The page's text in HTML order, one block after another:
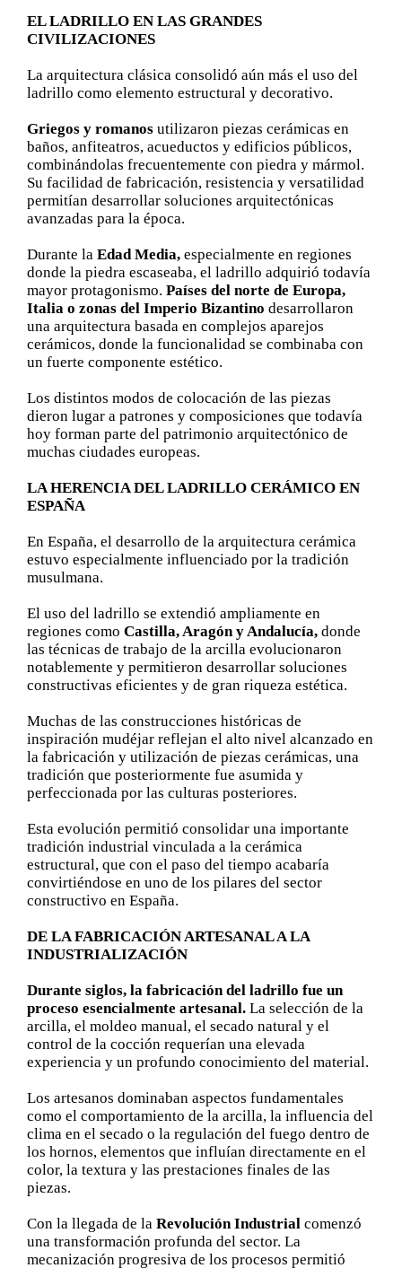
EL LADRILLO EN LAS GRANDES
CIVILIZACIONES
La arquitectura clásica consolidó aún más el uso del
ladrillo como elemento estructural y decorativo.
Griegos y romanosutilizaron piezas cerámicas en
baños, anfiteatros, acueductos y edificios públicos,
combinándolas frecuentemente con piedra y mármol.
Su facilidad de fabricación, resistencia y versatilidad
permitían desarrollar soluciones arquitectónicas
avanzadas para la época.
Durante la Edad Media, especialmente en regiones
donde la piedra escaseaba, el ladrillo adquirió todavía
mayor protagonismo. Países del norte de Europa,
Italia o zonas del Imperio Bizantino desarrollaron
una arquitectura basada en complejos aparejos
cerámicos, donde la funcionalidad se combinaba con
un fuerte componente estético.
Los distintos modos de colocación de las piezas
dieron lugar a patrones y composiciones que todavía
hoy forman parte del patrimonio arquitectónico de
muchas ciudades europeas.
LA HERENCIA DEL LADRILLO CERÁMICO EN
ESPAÑA
En España, el desarrollo de la arquitectura cerámica
estuvo especialmente influenciado por la tradición
musulmana.
El uso del ladrillo se extendió ampliamente en
regiones como Castilla, Aragón y Andalucía,donde
las técnicas de trabajo de la arcilla evolucionaron
notablemente y permitieron desarrollar soluciones
constructivas eficientes y de gran riqueza estética.
Muchas de las construcciones históricas de
inspiración mudéjar reflejan el alto nivel alcanzado en
la fabricación y utilización de piezas cerámicas, una
tradición que posteriormente fue asumida y
perfeccionada por las culturas posteriores.
Esta evolución permitió consolidar una importante
tradición industrial vinculada a la cerámica
estructural, que con el paso del tiempo acabaría
convirtiéndose en uno de los pilares del sector
constructivo en España.
DE LA FABRICACIÓN ARTESANAL A LA
INDUSTRIALIZACIÓN
Durante siglos, la fabricación del ladrillo fue un
proceso esencialmente artesanal.La selección de la
arcilla, el moldeo manual, el secado natural y el
control de la cocción requerían una elevada
experiencia y un profundo conocimiento del material.
Los artesanos dominaban aspectos fundamentales
como el comportamiento de la arcilla, la influencia del
clima en el secado o la regulación del fuego dentro de
los hornos, elementos que influían directamente en el
color, la textura y las prestaciones finales de las
piezas.
Con la llegada de la Revolución Industrial comenzó
una transformación profunda del sector. La
mecanización progresiva de los procesos permitió